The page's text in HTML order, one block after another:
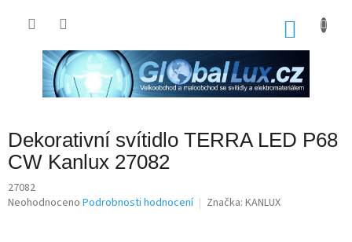
Dekorativní svítidlo TERRA LED P68
CW Kanlux 27082
27082
Průměrné
Neohodnoceno Podrobnosti hodnocení Značka: KANLUX